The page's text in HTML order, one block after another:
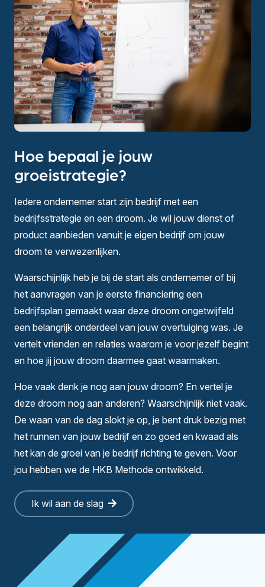
Hoe bepaal je jouw
groeistrategie?
Iedere ondernemer start zijn bedrijf met een
bedrijfsstrategie en een droom. Je wil jouw dienst of
product aanbieden vanuit je eigen bedrijf om jouw
droom te verwezenlijken.
Waarschijnlijk heb je bij de start als ondernemer of bij
het aanvragen van je eerste financiering een
bedrijfsplan gemaakt waar deze droom ongetwijfeld
een belangrijk onderdeel van jouw overtuiging was. Je
vertelt vrienden en relaties waarom je voor jezelf begint
en hoe jij jouw droom daarmee gaat waarmaken.
Hoe vaak denk je nog aan jouw droom? En vertel je
deze droom nog aan anderen? Waarschijnlijk niet vaak.
De waan van de dag slokt je op, je bent druk bezig met
het runnen van jouw bedrijf en zo goed en kwaad als
het kan de groei van je bedrijf richting te geven. Voor
jou hebben we de HKB Methode ontwikkeld.
Ik wil aan de slag